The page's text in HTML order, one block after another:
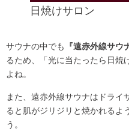
日焼けサロン
サウナの中でも 『遠赤外線サ
るため、「光に当たったら日焼
よね。
また、遠赤外線サウナはドライ
ると肌がジリジリと焼かれるよ
う。